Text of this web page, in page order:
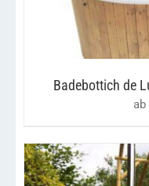
Badebottich de
ab